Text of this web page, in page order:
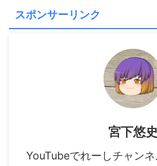
スポンサーリンク
宮下悠史
YouTubeでれーしチャン